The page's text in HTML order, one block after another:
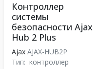
Контроллер
системы
безопасности Ajax
Hub 2 Plus
Ajax AJAX-HUB2P
Тип: контроллер